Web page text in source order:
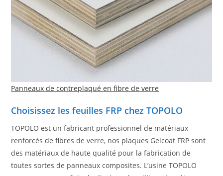
Panneaux de contreplaqué en fibre de verre
Choisissez les feuilles FRP chez TOPOLO
TOPOLO est un fabricant professionnel de matériaux
renforcés de fibres de verre, nos plaques Gelcoat FRP sont
des matériaux de haute qualité pour la fabrication de
toutes sortes de panneaux composites. L’usine TOPOLO